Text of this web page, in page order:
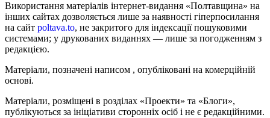
Використання матеріалів інтернет-видання «Полтавщина» на
інших сайтах дозволяється лише за наявності гіперпосилання
на сайт poltava.to, не закритого для індексації пошуковими
системами; у друкованих виданнях — лише за погодженням з
редакцією.
Матеріали, позначені написом , опубліковані на комерційній
основі.
Матеріали, розміщені в розділах «Проекти» та «Блоги»,
публікуються за ініціативи сторонніх осіб і не є редакційними.